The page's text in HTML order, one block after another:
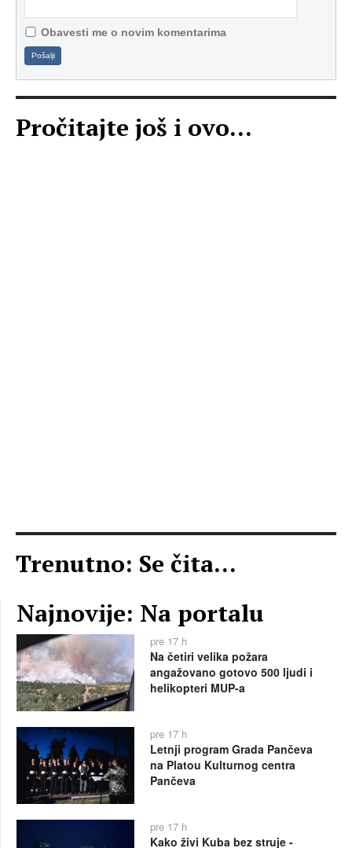
Obavesti me o novim komentarima
Pošalji
Pročitajte još i ovo...
Trenutno: Se čita...
Najnovije: Na portalu
pre 17 h
Na četiri velika požara
angažovano gotovo 500 ljudi i
helikopteri MUP-a
pre 17 h
Letnji program Grada Pančeva
na Platou Kulturnog centra
Pančeva
pre 17 h
Kako živi Kuba bez struje -